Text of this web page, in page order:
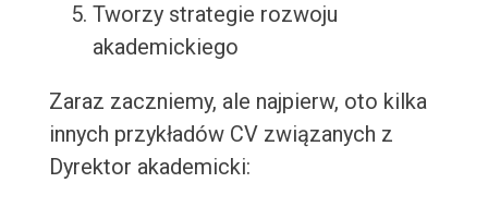
Tworzy strategie rozwoju
akademickiego
Zaraz zaczniemy, ale najpierw, oto kilka
innych przykładów CV związanych z
Dyrektor akademicki: